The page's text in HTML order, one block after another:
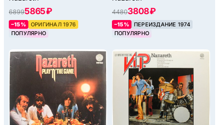
68995865 ₽
–15%
ОРИГИНАЛ 1976
ПОПУЛЯРНО
44803808 ₽
–15%
ПЕРЕИЗДАНИЕ 1974
ПОПУЛЯРНО